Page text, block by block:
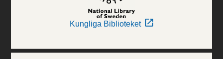
Kungliga Biblioteket